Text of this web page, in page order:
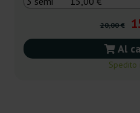
20,00 €
Al
Spedito